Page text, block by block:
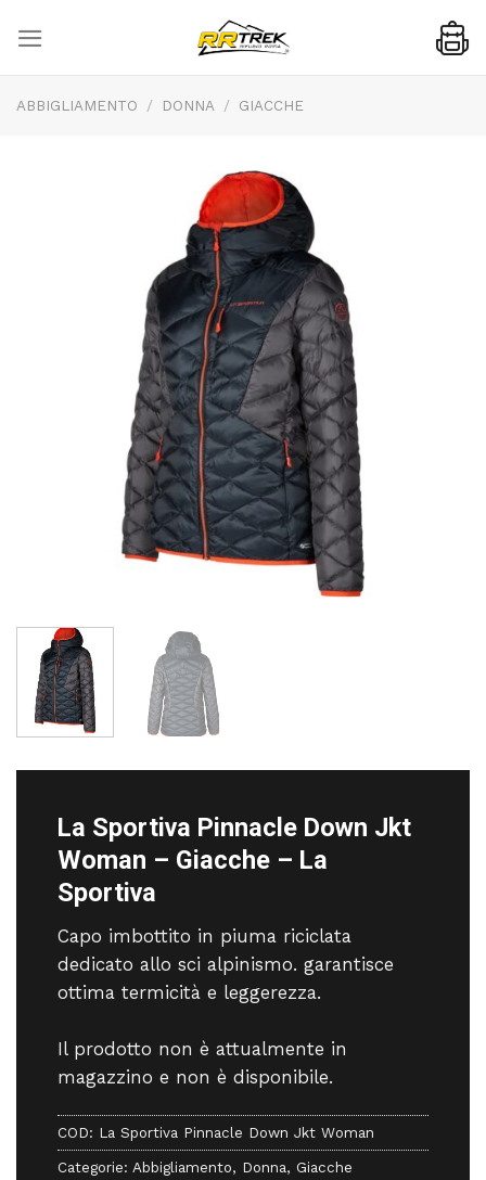
content
ABBIGLIAMENTO / DONNA / GIACCHE
La Sportiva Pinnacle Down Jkt
Woman – Giacche – La
Sportiva
Capo imbottito in piuma riciclata
dedicato allo sci alpinismo. garantisce
ottima termicità e leggerezza.
Il prodotto non è attualmente in
magazzino e non è disponibile.
COD: La Sportiva Pinnacle Down Jkt Woman
Categorie: Abbigliamento, Donna, Giacche